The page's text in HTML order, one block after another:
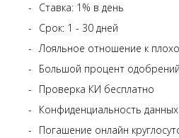
Ставка: 1% в день
Срок: 1 - 30 дней
Лояльное отношение к
Большой процент одобрений
Проверка КИ бесплатно
Конфиденциальность данных
Погашение онлайн